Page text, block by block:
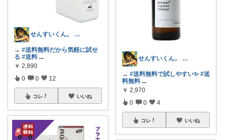
せんすいくん。 ＼情報の海へダイブ／
→ #送料無料だから気軽に試せ
る #送料 ...
￥ 2,890
0 0 12
コレ いいね
せんすいくん。 ＼情報の海へダイブ／
→ #送料無料で試しやすい✨ #送
料無料 ...
￥ 2,970
0 0 4
コレ いいね